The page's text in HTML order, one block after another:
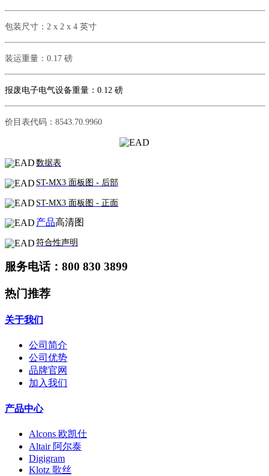
包装尺寸： 2 x 2 x 4 英寸
装运重量： 0.17 磅
报废电子电气设备重量： 0.12 磅
价目表代码： 8543.70.9960
数据表
ST-MX3 面板图 - 后部
ST-MX3 面板图 - 正面
产品高清图
符合性声明
服务电话：800 830 3899
热门推荐
关于我们
公司简介
公司优势
品牌官网
加入我们
产品中心
Alcons 欧凯仕
Altair 阿尔泰
Digigram
Klotz 歌丝